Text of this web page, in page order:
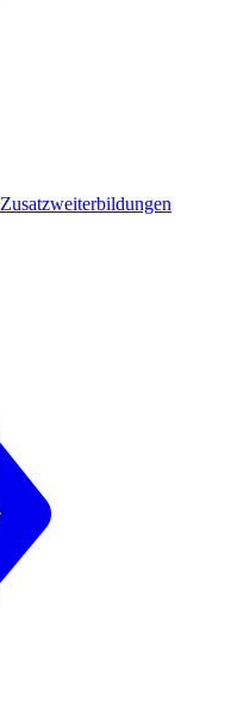
Zusatzweiterbildungen